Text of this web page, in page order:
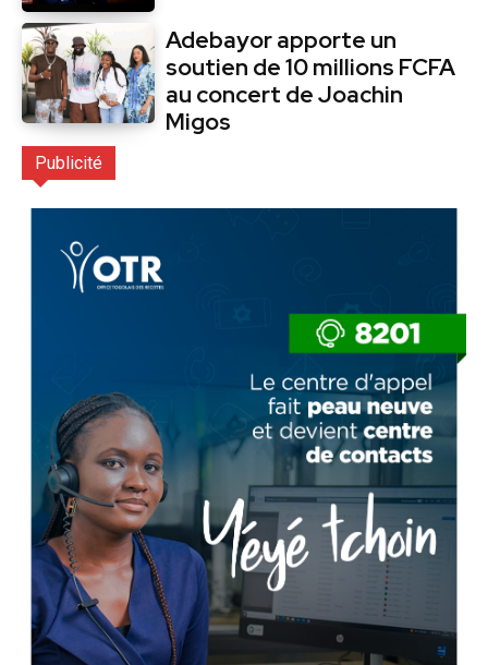
Adebayor apporte un
soutien de 10 millions FCFA
au concert de Joachin
Migos
Publicité